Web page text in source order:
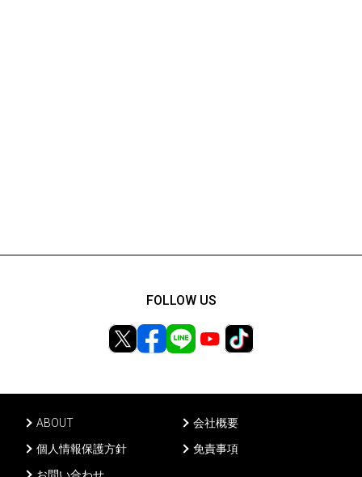
ABOUT
会社概要
個人情報保護方針
免責事項
FOLLOW US